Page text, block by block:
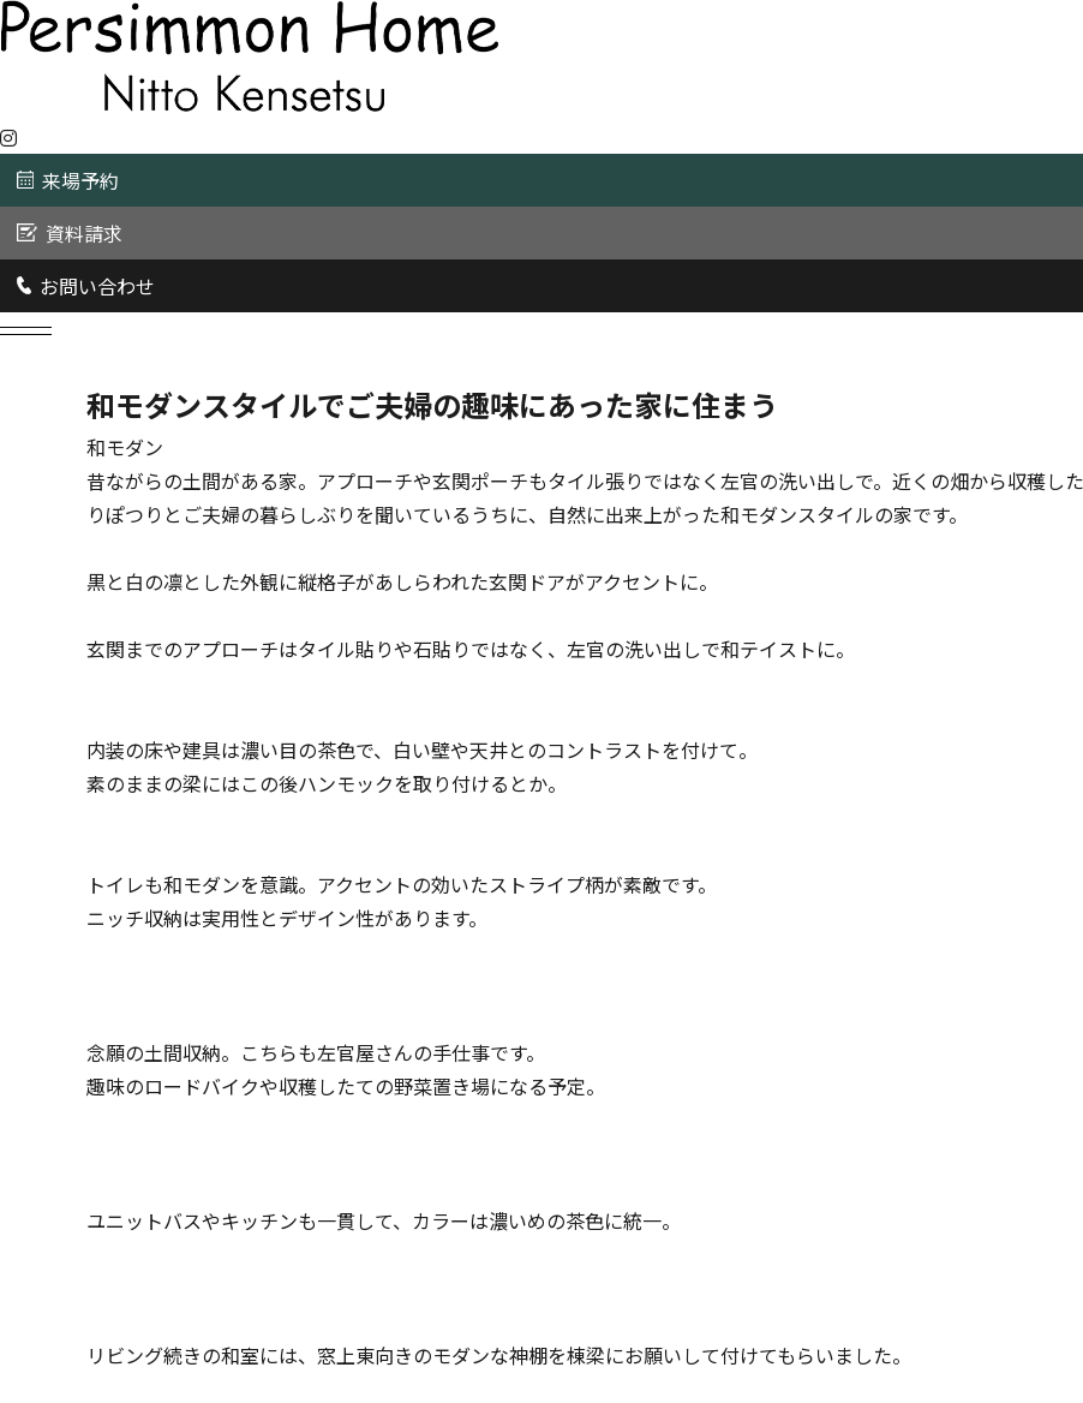
来場予約
資料請求
お問い合わせ
和モダンスタイルでご夫婦の趣味にあった家に住まう
和モダン
昔ながらの土間がある家。アプローチや玄関ポーチもタイル張りではなく左官の洗い出しで。近くの畑から収穫し
りぽつりとご夫婦の暮らしぶりを聞いているうちに、自然に出来上がった和モダンスタイルの家です。
黒と白の凛とした外観に縦格子があしらわれた玄関ドアがアクセントに。
玄関までのアプローチはタイル貼りや石貼りではなく、左官の洗い出しで和テイストに。
内装の床や建具は濃い目の茶色で、白い壁や天井とのコントラストを付けて。
素のままの梁にはこの後ハンモックを取り付けるとか。
トイレも和モダンを意識。アクセントの効いたストライプ柄が素敵です。
ニッチ収納は実用性とデザイン性があります。
念願の土間収納。こちらも左官屋さんの手仕事です。
趣味のロードバイクや収穫したての野菜置き場になる予定。
ユニットバスやキッチンも一貫して、カラーは濃いめの茶色に統一。
リビング続きの和室には、窓上東向きのモダンな神棚を棟梁にお願いして付けてもらいました。